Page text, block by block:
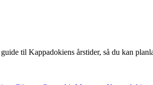
til Kappadokiens årstider, så du kan